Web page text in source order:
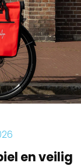
en veilig